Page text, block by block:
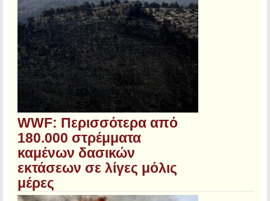
WWF: Περισσότερα από
180.000 στρέμματα
καμένων δασικών
εκτάσεων σε λίγες μόλις
μέρες